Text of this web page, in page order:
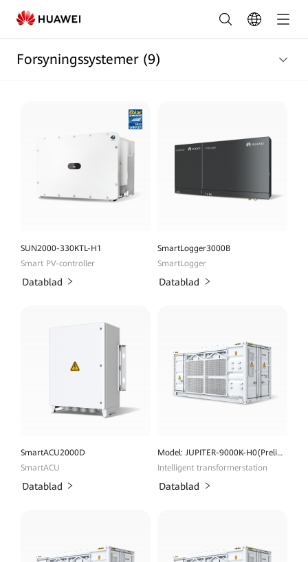
Lister
over
produkter
forsyningssektoren
HUAWEI
Smart
Danmark
Forsyningssystemer (9)
SUN2000-330KTL-H1
Smart PV-controller
Datablad
SmartLogger3000B
SmartLogger
Datablad
SmartACU2000D
SmartACU
Datablad
Model: JUPITER-9000K-H0(Preliminary)
Intelligent transformerstation
Datablad